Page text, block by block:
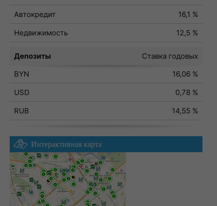
Автокредит
16,1 %
Недвижимость
12,5 %
Депозиты
Ставка годовых
BYN
16,06 %
USD
0,78 %
RUB
14,55 %
Интерактивная карта